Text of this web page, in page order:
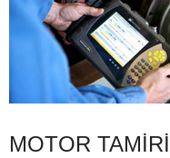
MOTOR